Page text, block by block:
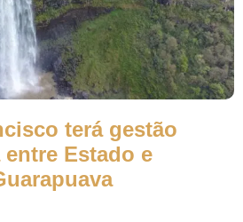
terá gestão
Estado e